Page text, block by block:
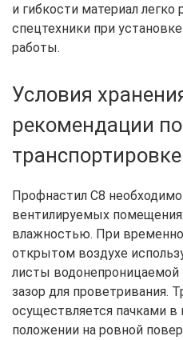
и гибкости материал легко
спецтехники при
работы.
Условия
рекомендации по
транспортировке
Профнастил С8
вентилируемых
влажностью. При
открытом воздухе
листы водонепроницаемой
зазор для проветривания.
осуществляется пачками в
положении на ровной